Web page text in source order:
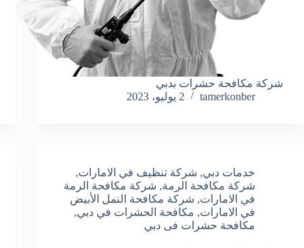
شركة مكافحة حشرات بدبي
tamerkonber
2 يوليو، 2023
خدمات دبي, شركة تنظيف في الامارات,
شركة مكافحة الرمة, شركة مكافحة الرمة
في الامارات, شركة مكافحة النمل الأبيض
في الامارات, مكافحة الحشرات في دبي,
مكافحة حشرات فى دبي